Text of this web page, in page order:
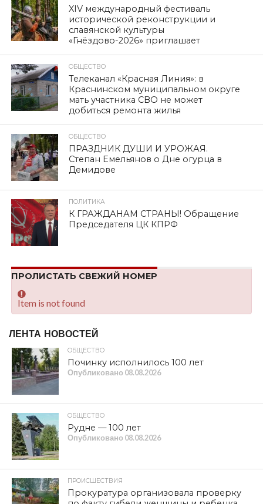
XIV международный фестиваль
исторической реконструкции и
славянской культуры
«Гнёздово-2026» приглашает
ОБЩЕСТВО
Телеканал «Красная Линия»: в
Краснинском муниципальном округе
мать участника СВО не может
добиться ремонта жилья
ОБЩЕСТВО
ПРАЗДНИК ДУШИ И УРОЖАЯ.
Степан Емельянов о Дне огурца в
Демидове
ПОЛИТИКА
К ГРАЖДАНАМ СТРАНЫ! Обращение
Председателя ЦК КПРФ
ПРОЛИСТАТЬ СВЕЖИЙ НОМЕР
Item is not found
ЛЕНТА НОВОСТЕЙ
ОБЩЕСТВО
Починку исполнилось 100 лет
Опубликовано 08.08.2026
ОБЩЕСТВО
Рудне — 100 лет
Опубликовано 08.08.2026
ПРОИСШЕСТВИЯ
Прокуратура организовала проверку